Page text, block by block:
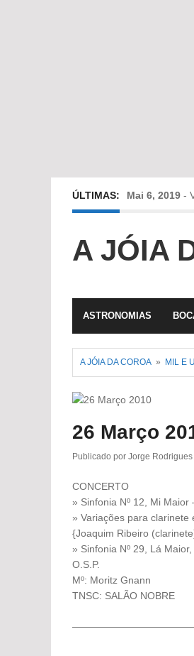
ÚLTIMAS: Mai 6, 2019 -
Fev 22, 2019
A JÓIA
ASTRONOMIAS
A JÓIA DA COROA » MIL E
26 Março
Publicado por Jorge Rodrigues
CONCERTO
» Sinfonia Nº 12, Mi Maior
» Variações para clarinete
{Joaquim Ribeiro
» Sinfonia Nº 29, Lá
O.S.P.
Mº: Moritz Gnann
TNSC: SALÃO NOBRE